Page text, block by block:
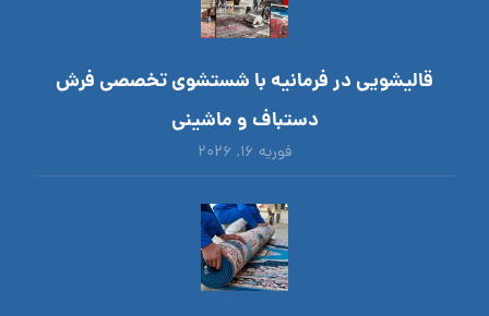
قالیشویی در فرمانیه با شستشوی تخصصی فرش
دستباف و ماشینی
فوریه ۱۶, ۲۰۲۶